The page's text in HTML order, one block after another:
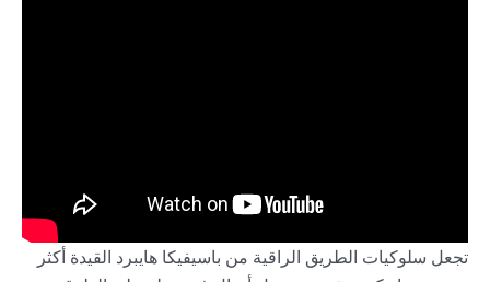
تجعل سلوكيات الطريق الراقية من باسيفيكا هايبرد القيدة أكثر